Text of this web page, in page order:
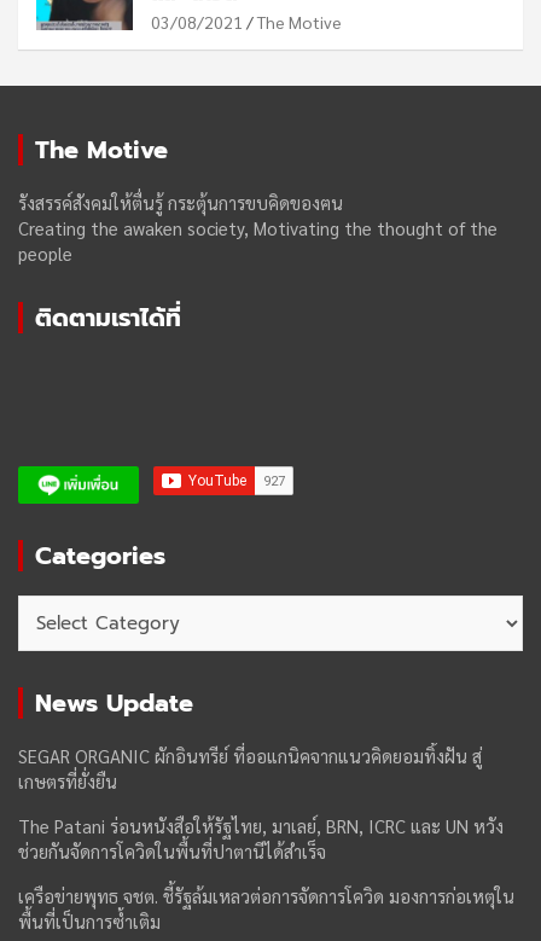
03/08/2021 The Motive
The Motive
รังสรรค์สังคมให้ตื่นรู้ กระตุ้นการขบคิดของฅน
Creating the awaken society, Motivating the thought of the
people
ติดตามเราได้ที่
Categories
News Update
SEGAR ORGANIC ผักอินทรีย์ ที่ออแกนิคจากแนวคิดยอมทิ้งฝัน สู่
เกษตรที่ยั่งยืน
The Patani ร่อนหนังสือให้รัฐไทย, มาเลย์, BRN, ICRC และ UN หวัง
ช่วยกันจัดการโควิดในพื้นที่ปาตานีได้สำเร็จ
เครือข่ายพุทธ จชต. ชี้รัฐล้มเหลวต่อการจัดการโควิด มองการก่อเหตุใน
พื้นที่เป็นการซ้ำเติม